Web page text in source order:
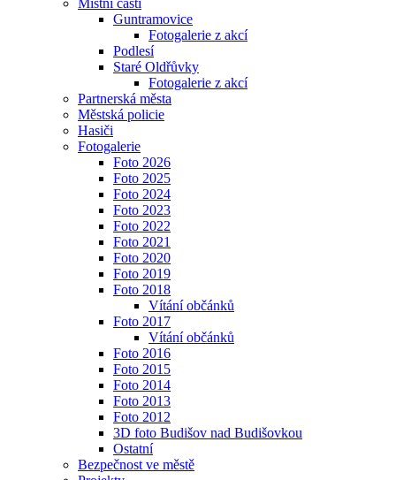
Místní části
Guntramovice
Fotogalerie z akcí
Podlesí
Staré Oldřůvky
Fotogalerie z akcí
Partnerská města
Městská policie
Hasiči
Fotogalerie
Foto 2026
Foto 2025
Foto 2024
Foto 2023
Foto 2022
Foto 2021
Foto 2020
Foto 2019
Foto 2018
Vítání občánků
Foto 2017
Vítání občánků
Foto 2016
Foto 2015
Foto 2014
Foto 2013
Foto 2012
3D foto Budišov nad Budišovkou
Ostatní
Bezpečnost ve městě